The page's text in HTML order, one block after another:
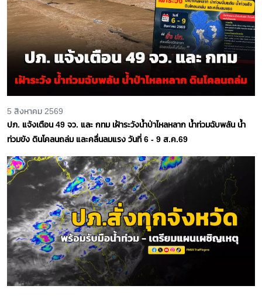
5 สิงหาคม 2569
ปภ. แจ้งเตือน 49 จว. และ กทม เฝ้าระวังน้ำป่าไหลหลาก น้ำท่วมฉับพลัน น้ำ
ท่วมขัง ดินโคลนถล่ม และคลื่นลมแรง วันที่ 6 - 9 ส.ค.69